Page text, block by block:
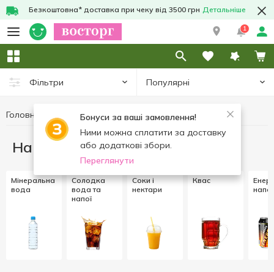
Безкоштовна* доставка при чеку від 3500 грн Детальніше
1
Фільтри Популярні
Бонуси за ваші замовлення!
Ними можна сплатити за доставку
або додаткові збори.
Переглянути
Головна
Напої
Мінеральна
вода
Солодка
вода та
напої
Соки і
нектари
Квас
напої